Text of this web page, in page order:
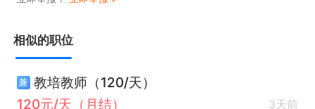
相似的职位
兼 教培教师（120/天）
120元/天（月结）
3天前